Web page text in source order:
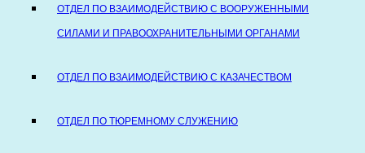
ОТДЕЛ ПО ВЗАИМОДЕЙСТВИЮ С ВООРУЖЕННЫМИ
СИЛАМИ И ПРАВООХРАНИТЕЛЬНЫМИ ОРГАНАМИ
ОТДЕЛ ПО ВЗАИМОДЕЙСТВИЮ С КАЗАЧЕСТВОМ
ОТДЕЛ ПО ТЮРЕМНОМУ СЛУЖЕНИЮ